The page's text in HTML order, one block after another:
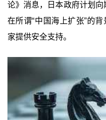
论》消息，日本政府计划向
在所谓“中国海上扩张”的
家提供安全支持。